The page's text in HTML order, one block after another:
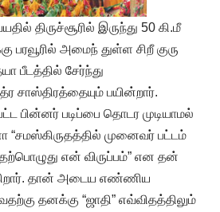
திருச்சூரில் இருந்து 50 கி.மீ
அமைந் துள்ள சிறீ குரு
பீடத்தில் சேர்ந்து
சாஸ்திரத்தையும் பயின்றார்.
பின்னர் படிப்பை தொடர முடியாமல்
“சமஸ்கிருதத்தில் முனைவர் பட்டம்
என் விருப்பம்” என தன்
தான் அடைய எண்ணிய
தனக்கு “ஜாதி” எவ்விதத்திலும்